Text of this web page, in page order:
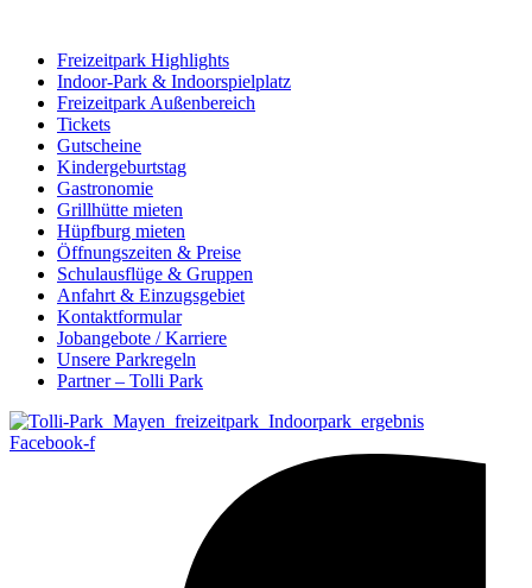
Freizeitpark Highlights
Indoor-Park & Indoorspielplatz
Freizeitpark Außenbereich
Tickets
Gutscheine
Kindergeburtstag
Gastronomie
Grillhütte mieten
Hüpfburg mieten
Öffnungszeiten & Preise
Schulausflüge & Gruppen
Anfahrt & Einzugsgebiet
Kontaktformular
Jobangebote / Karriere
Unsere Parkregeln
Partner – Tolli Park
Facebook-f